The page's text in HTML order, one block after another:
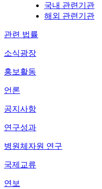
국내 관련기관
해외 관련기관
관련 법률
소식광장
홍보활동
언론
공지사항
연구성과
병원체자원 연구
국제교류
연보